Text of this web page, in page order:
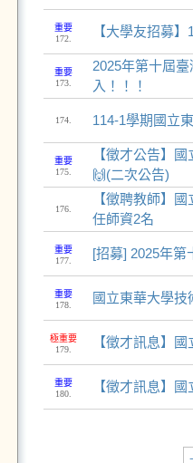
重要
172.
【大學友招募
重要
173.
2025年第十屆
入！！！
174. 114-1學期國立
重要
175.
【徵才公告】
🙌(二次公告)
176.
【徵聘教師】
任師資2名
重要
177.
[招募] 2025年第
重要
178.
國立東華大學技
極重要
179.
【徵才訊息】
重要
180.
【徵才訊息】